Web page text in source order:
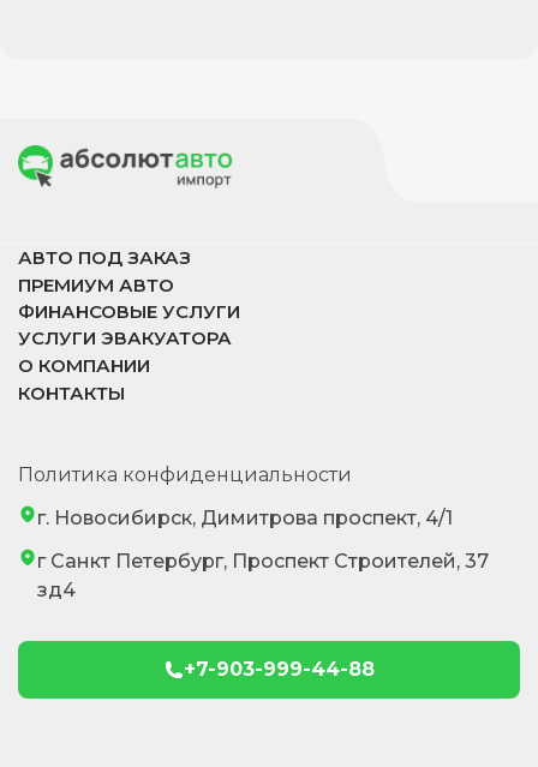
АВТО ПОД ЗАКАЗ
ПРЕМИУМ АВТО
ФИНАНСОВЫЕ УСЛУГИ
УСЛУГИ ЭВАКУАТОРА
О КОМПАНИИ
КОНТАКТЫ
Политика конфиденциальности
г. Новосибирск, Димитрова проспект, 4/1
г Санкт Петербург, Проспект Строителей, 37
зд4
+7-903-999-44-88